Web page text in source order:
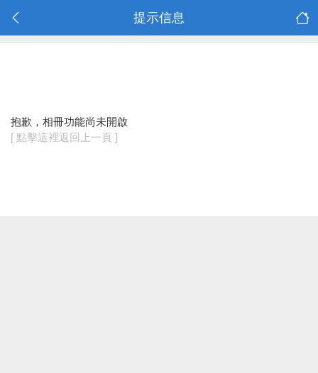
提示信息
抱歉，相冊功能尚未開啟
[ 點擊這裡返回上一頁 ]